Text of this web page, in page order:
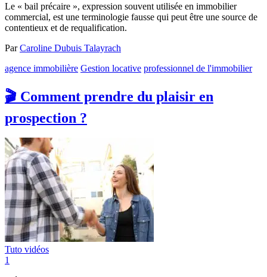
Le « bail précaire », expression souvent utilisée en immobilier
commercial, est une terminologie fausse qui peut être une source de
contentieux et de requalification.
ParCaroline Dubuis Talayrach
agence immobilière Gestion locative professionnel de l'immobilier
🎬 Comment prendre du plaisir en
prospection ?
Tuto vidéos
1